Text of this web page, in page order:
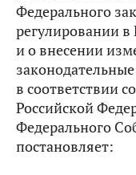
Федерального
регулировании
и о внесении
в соответствии
Российской
Федерального
постановляет: